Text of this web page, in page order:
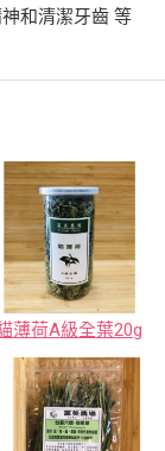
和清潔牙齒 等
薄荷A級全葉20g